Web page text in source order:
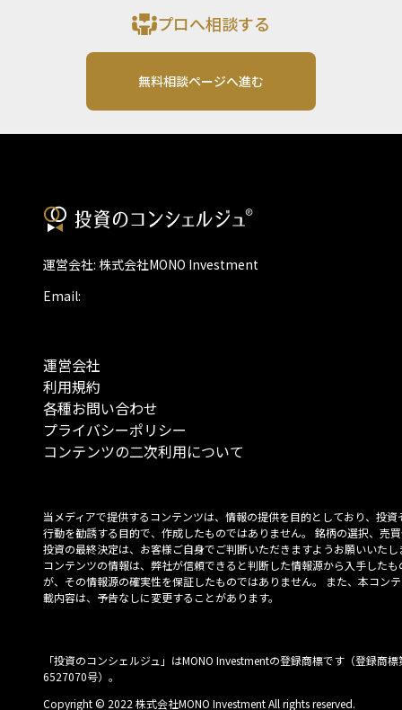
プロへ相談する
無料相談ページへ進む
運営会社: 株式会社MONO Investment
Email:
運営会社
利用規約
各種お問い合わせ
プライバシーポリシー
コンテンツの二次利用について
当メディアで提供するコンテンツは、情報の提供を目的としており、投資
行動を勧誘する目的で、作成したものではありません。 銘柄の選択、売
投資の最終決定は、お客様ご自身でご判断いただきますようお願いいたし
コンテンツの情報は、弊社が信頼できると判断した情報源から入手したも
が、その情報源の確実性を保証したものではありません。 また、本コン
載内容は、予告なしに変更することがあります。
「投資のコンシェルジュ」はMONO Investmentの登録商標です（登録商標
6527070号）。
Copyright © 2022 株式会社MONO Investment All rights reserved.